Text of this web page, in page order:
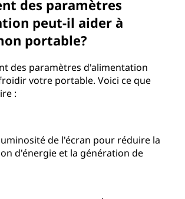
des paramètres
peut-il aider à
portable?
des paramètres d'alimentation
votre portable. Voici ce que
:
de l'écran pour réduire la
d'énergie et la génération de